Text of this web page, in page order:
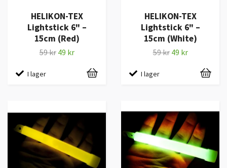
HELIKON-TEX
Lightstick 6" –
15cm (Red)
59 kr 49 kr
I lager
HELIKON-TEX
Lightstick 6" –
15cm (White)
59 kr 49 kr
I lager